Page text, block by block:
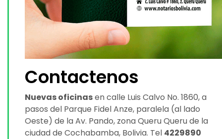
Contactenos
Nuevas oficinasen calle Luis Calvo No. 1860, a
pasos del Parque Fidel Anze, paralela (al lado
Oeste) de la Av. Pando, zona Queru Queru de la
ciudad de Cochabamba, Bolivia. Tel 4229890